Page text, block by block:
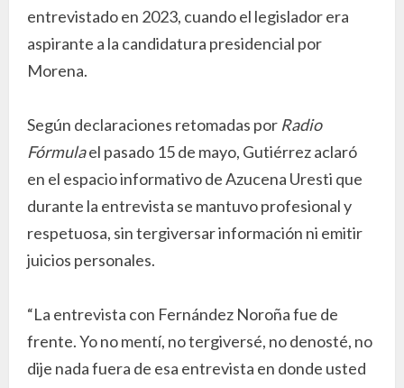
entrevistado en 2023, cuando el legislador era
aspirante a la candidatura presidencial por
Morena.
Según declaraciones retomadas por Radio
Fórmulael pasado 15 de mayo, Gutiérrez aclaró
en el espacio informativo de Azucena Uresti que
durante la entrevista se mantuvo profesional y
respetuosa, sin tergiversar información ni emitir
juicios personales.
“La entrevista con Fernández Noroña fue de
frente. Yo no mentí, no tergiversé, no denosté, no
dije nada fuera de esa entrevista en donde usted